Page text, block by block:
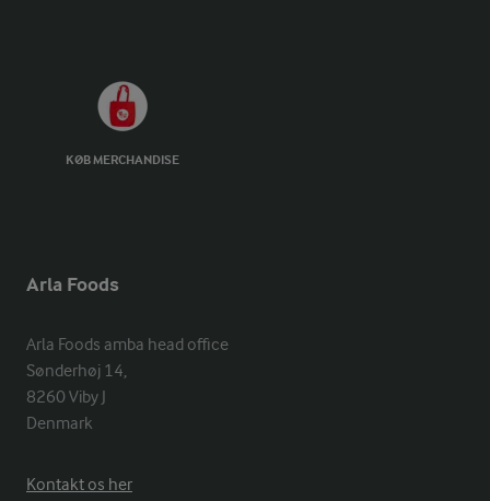
KØB MERCHANDISE
Arla Foods
Arla Foods amba head office
Sønderhøj 14,
8260 Viby J
Denmark
Kontakt os her